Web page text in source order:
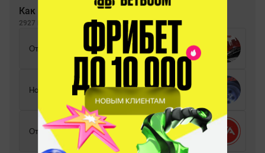
Как вам NFS: Unbound?
2927 ГОЛОСОВ
Отлично! 27%
Норм. 32%
Отвратительно! 41%